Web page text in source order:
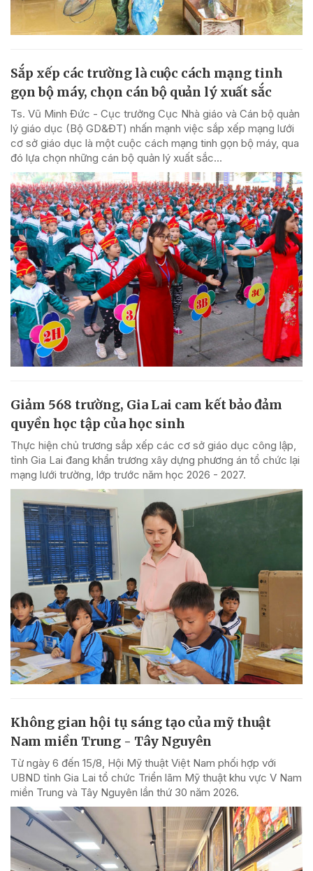
Sắp xếp các trường là cuộc cách mạng tinh
gọn bộ máy, chọn cán bộ quản lý xuất sắc
Ts. Vũ Minh Đức - Cục trưởng Cục Nhà giáo và Cán bộ quản
lý giáo dục (Bộ GD&ĐT) nhấn mạnh việc sắp xếp mạng lưới
cơ sở giáo dục là một cuộc cách mạng tinh gọn bộ máy, qua
đó lựa chọn những cán bộ quản lý xuất sắc...
Giảm 568 trường, Gia Lai cam kết bảo đảm
quyền học tập của học sinh
Thực hiện chủ trương sắp xếp các cơ sở giáo dục công lập,
tỉnh Gia Lai đang khẩn trương xây dựng phương án tổ chức lại
mạng lưới trường, lớp trước năm học 2026 - 2027.
Không gian hội tụ sáng tạo của mỹ thuật
Nam miền Trung - Tây Nguyên
Từ ngày 6 đến 15/8, Hội Mỹ thuật Việt Nam phối hợp với
UBND tỉnh Gia Lai tổ chức Triển lãm Mỹ thuật khu vực V Nam
miền Trung và Tây Nguyên lần thứ 30 năm 2026.